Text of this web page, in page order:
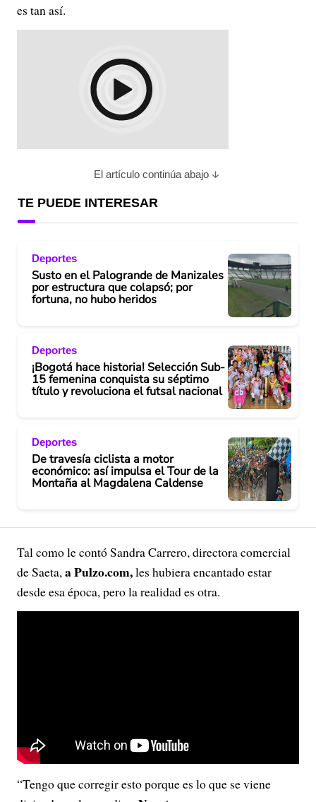
es tan así.
El artículo continúa abajo
TE PUEDE INTERESAR
Deportes
Susto en el Palogrande de Manizales
por estructura que colapsó; por
fortuna, no hubo heridos
Deportes
¡Bogotá hace historia! Selección Sub-
15 femenina conquista su séptimo
título y revoluciona el futsal nacional
Deportes
De travesía ciclista a motor
económico: así impulsa el Tour de la
Montaña al Magdalena Caldense
Tal como le contó Sandra Carrero, directora comercial
de Saeta,a Pulzo.com,les hubiera encantado estar
desde esa época, pero la realidad es otra.
“Tengo que corregir esto porque es lo que se viene